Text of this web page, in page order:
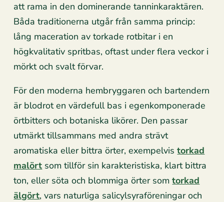
att rama in den dominerande tanninkaraktären.
Båda traditionerna utgår från samma princip:
lång maceration av torkade rotbitar i en
högkvalitativ spritbas, oftast under flera veckor i
mörkt och svalt förvar.
För den moderna hembryggaren och bartendern
är blodrot en värdefull bas i egenkomponerade
örtbitters och botaniska likörer. Den passar
utmärkt tillsammans med andra strävt
aromatiska eller bittra örter, exempelvistorkad
malört som tillför sin karakteristiska, klart bittra
ton, eller söta och blommiga örter somtorkad
älgört, vars naturliga salicylsyraföreningar och